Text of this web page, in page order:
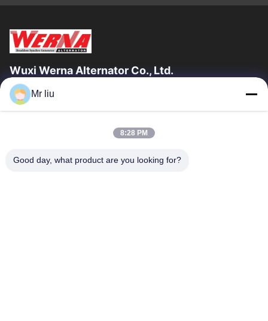
Wuxi Werna Alternator Co., Ltd.
Schnelllinks
Über Uns
Werksbesichtigung
Qualitätskontrolle
Mr liu
8:28 PM
Good day, what product are you looking for?